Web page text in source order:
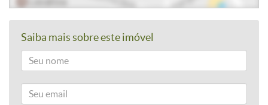
Saiba mais sobre este imóvel